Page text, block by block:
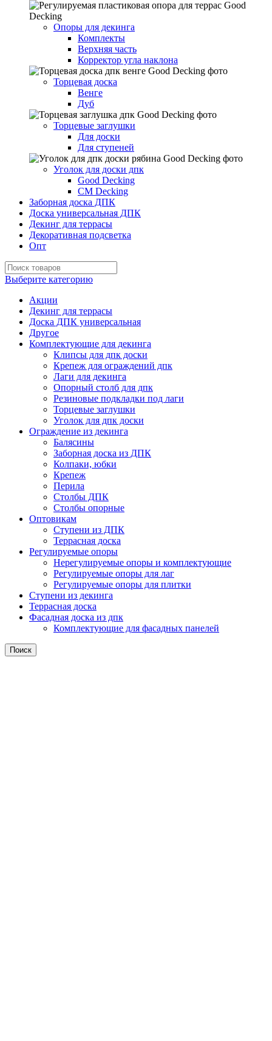
Опоры для декинга
Комплекты
Верхняя часть
Корректор угла наклона
Торцевая доска
Венге
Дуб
Торцевые заглушки
Для доски
Для ступеней
Уголок для доски дпк
Good Decking
CM Decking
Заборная доска ДПК
Доска универсальная ДПК
Декинг для террасы
Декоративная подсветка
Опт
Выберите категорию
Акции
Декинг для террасы
Доска ДПК универсальная
Другое
Комплектующие для декинга
Клипсы для дпк доски
Крепеж для ограждений дпк
Лаги для декинга
Опорный столб для дпк
Резиновые подкладки под лаги
Торцевые заглушки
Уголок для дпк доски
Ограждение из декинга
Балясины
Заборная доска из ДПК
Колпаки, юбки
Крепеж
Перила
Столбы ДПК
Столбы опорные
Оптовикам
Ступени из ДПК
Террасная доска
Регулируемые опоры
Нерегулируемые опоры и комплектующие
Регулируемые опоры для лаг
Регулируемые опоры для плитки
Ступени из декинга
Террасная доска
Фасадная доска из дпк
Комплектующие для фасадных панелей
Поиск